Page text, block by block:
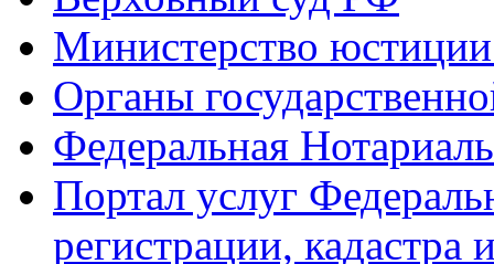
Министерство
Органы
Федеральная
Портал услуг
регистрации, кадастра